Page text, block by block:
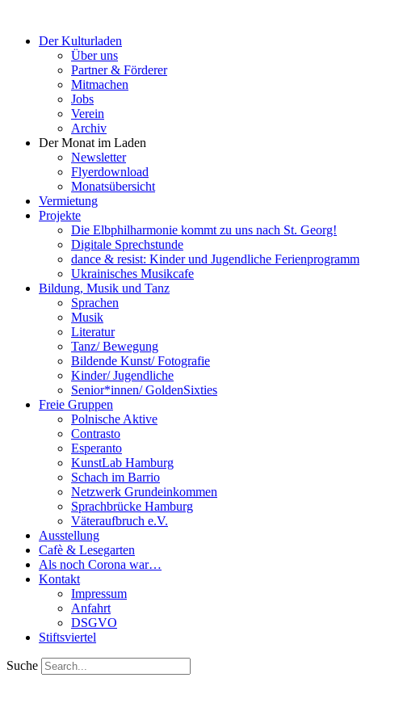
Der Kulturladen
Über uns
Partner & Förderer
Mitmachen
Jobs
Verein
Archiv
Der Monat im Laden
Newsletter
Flyerdownload
Monatsübersicht
Vermietung
Projekte
Die Elbphilharmonie kommt zu uns nach St. Georg!
Digitale Sprechstunde
dance & resist: Kinder und Jugendliche Ferienprogramm
Ukrainisches Musikcafe
Bildung, Musik und Tanz
Sprachen
Musik
Literatur
Tanz/ Bewegung
Bildende Kunst/ Fotografie
Kinder/ Jugendliche
Senior*innen/ GoldenSixties
Freie Gruppen
Polnische Aktive
Contrasto
Esperanto
KunstLab Hamburg
Schach im Barrio
Netzwerk Grundeinkommen
Sprachbrücke Hamburg
Väteraufbruch e.V.
Ausstellung
Cafè & Lesegarten
Als noch Corona war…
Kontakt
Impressum
Anfahrt
DSGVO
Stiftsviertel
Suche